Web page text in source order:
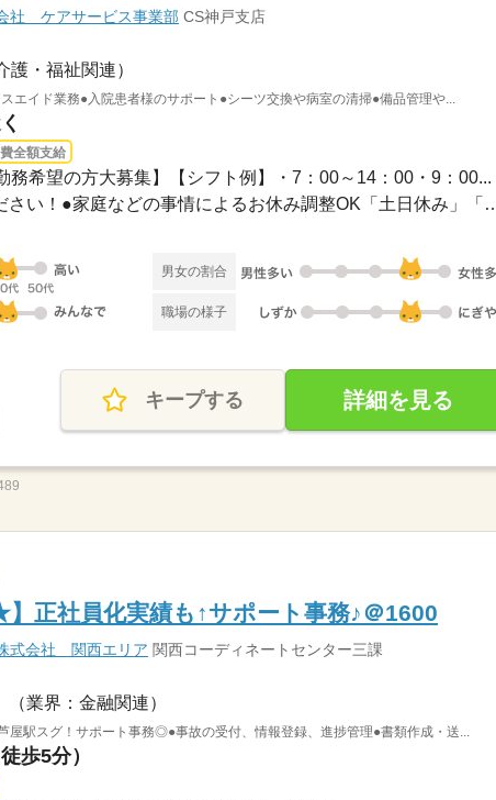
社 ケアサービス事業部 CS神戸支店
護・福祉関連）
エイド業務●入院患者様のサポート●シーツ交換や病室の清掃●備品管理や...
全額支給
務希望の方大募集】【シフト例】・7：00～14：00・9：00...
●希望のお休みをご相談ください！●家庭
男女の割合
職場の様子
キープする 詳細を見る
】正社員化実績も↑サポート事務♪＠1600
式会社 関西エリア 関西コーディネートセンター三課
（業界：金融関連）
屋駅スグ！サポート事務◎●事故の受付、情報登録、進捗管理●書類作成・送...
歩5分）